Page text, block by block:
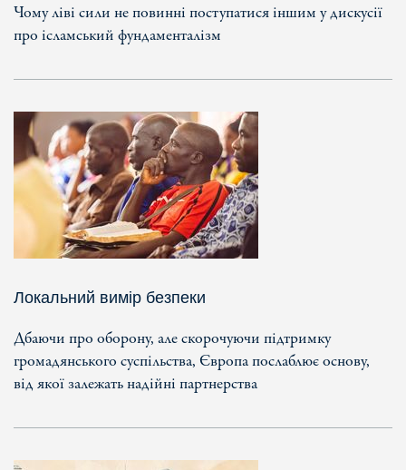
Чому ліві сили не повинні поступатися іншим у дискусії
про ісламський фундаменталізм
Локальний вимір безпеки
Дбаючи про оборону, але скорочуючи підтримку
громадянського суспільства, Європа послаблює основу,
від якої залежать надійні партнерства